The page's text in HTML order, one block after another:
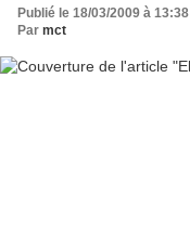
Publié le 18/03/2009 à 13:38
Par mct